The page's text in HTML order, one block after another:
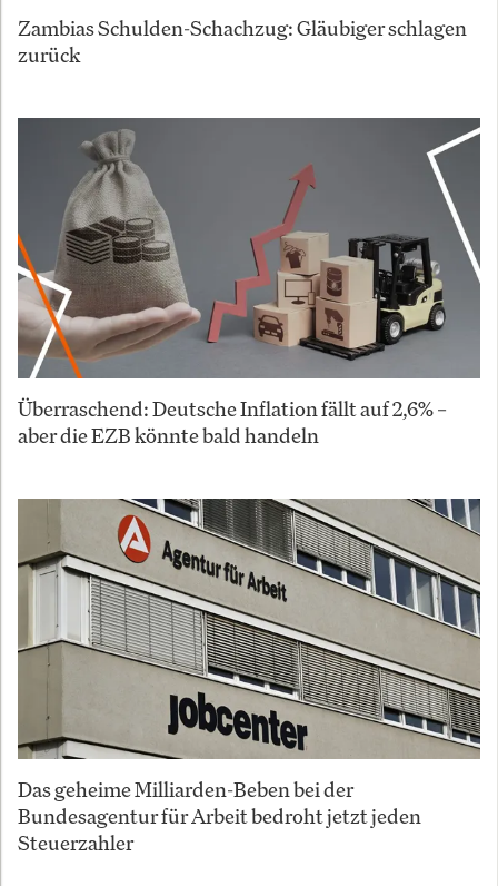
Zambias Schulden-Schachzug: Gläubiger schlagen
zurück
Überraschend: Deutsche Inflation fällt auf 2,6% –
aber die EZB könnte bald handeln
Das geheime Milliarden-Beben bei der
Bundesagentur für Arbeit bedroht jetzt jeden
Steuerzahler